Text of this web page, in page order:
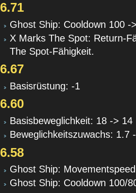
6.71
Ghost Ship: Cooldown 100 -
X Marks The Spot: Return-
The Spot-Fähigkeit.
6.67
Basisrüstung: -1
6.60
Basisbeweglichkeit: 18 -> 14
Beweglichkeitszuwachs: 1.7
6.58
Ghost Ship:
Ghost Ship: Cooldown 100/